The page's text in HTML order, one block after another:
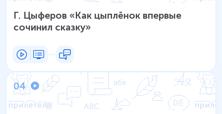
Г. Цыферов «Как цыплёнок впервые
сочинил сказку»
04